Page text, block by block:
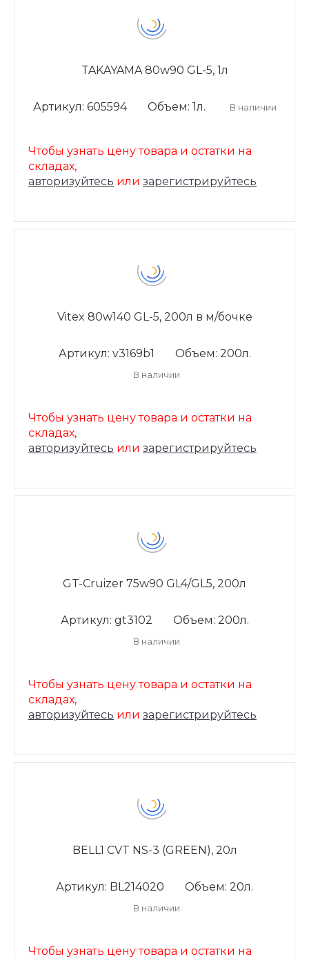
TAKAYAMA 80w90 GL-5, 1л
Артикул: 605594 Объем: 1л. В наличии
Чтобы узнать цену товара и остатки на
складах,
авторизуйтесь или зарегистрируйтесь
Vitex 80w140 GL-5, 200л в м/бочке
Артикул: v3169b1 Объем: 200л.
В наличии
Чтобы узнать цену товара и остатки на
складах,
авторизуйтесь или зарегистрируйтесь
GT-Cruizer 75w90 GL4/GL5, 200л
Артикул: gt3102 Объем: 200л.
В наличии
Чтобы узнать цену товара и остатки на
складах,
авторизуйтесь или зарегистрируйтесь
BELL1 CVT NS-3 (GREEN), 20л
Артикул: BL214020 Объем: 20л.
В наличии
Чтобы узнать цену товара и остатки на